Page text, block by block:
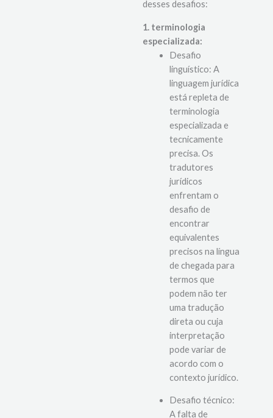
explicamos alguns
desses desafios:
1. terminologia
especializada:
Desafio
linguístico: A
linguagem jurídica
está repleta de
terminologia
especializada e
tecnicamente
precisa. Os
tradutores
jurídicos
enfrentam o
desafio de
encontrar
equivalentes
precisos na língua
de chegada para
termos que
podem não ter
uma tradução
direta ou cuja
interpretação
pode variar de
acordo com o
contexto jurídico.